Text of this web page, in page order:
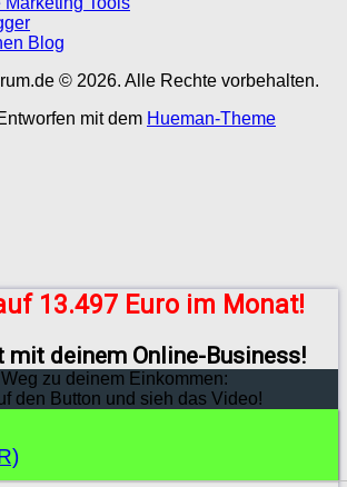
Blog
© 2026. Alle Rechte vorbehalten.
mit dem Hueman-Theme
13.497 Euro im Monat!
mit deinem Online-Business!
Weg zu deinem Einkommen:
den Button und sieh das Video!